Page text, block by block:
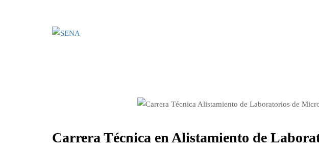
Carrera Técnica en Alistamiento de